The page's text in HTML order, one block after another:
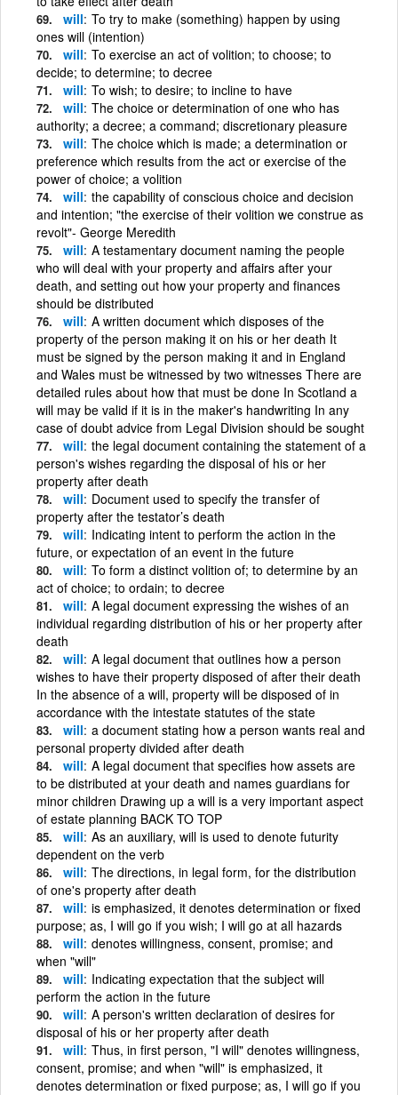
will To try to make (something) happen by using
ones will (intention)
will To exercise an act of volition; to choose; to
decide; to determine; to decree
will To wish; to desire; to incline to have
will The choice or determination of one who has
authority; a decree; a command; discretionary pleasure
will The choice which is made; a determination or
preference which results from the act or exercise of the
power of choice; a volition
will the capability of conscious choice and decision
and intention; "the exercise of their volition we construe as
revolt"- George Meredith
will A testamentary document naming the people
who will deal with your property and affairs after your
death, and setting out how your property and finances
should be distributed
will A written document which disposes of the
property of the person making it on his or her death It
must be signed by the person making it and in England
and Wales must be witnessed by two witnesses There are
detailed rules about how that must be done In Scotland a
will may be valid if it is in the maker's handwriting In any
case of doubt advice from Legal Division should be sought
will the legal document containing the statement of a
person's wishes regarding the disposal of his or her
property after death
will Document used to specify the transfer of
property after the testator’s death
will Indicating intent to perform the action in the
future, or expectation of an event in the future
will To form a distinct volition of; to determine by an
act of choice; to ordain; to decree
will A legal document expressing the wishes of an
individual regarding distribution of his or her property after
death
will A legal document that outlines how a person
wishes to have their property disposed of after their death
In the absence of a will, property will be disposed of in
accordance with the intestate statutes of the state
will a document stating how a person wants real and
personal property divided after death
will A legal document that specifies how assets are
to be distributed at your death and names guardians for
minor children Drawing up a will is a very important aspect
of estate planning BACK TO TOP
will As an auxiliary, will is used to denote futurity
dependent on the verb
will The directions, in legal form, for the distribution
of one's property after death
will is emphasized, it denotes determination or fixed
purpose; as, I will go if you wish; I will go at all hazards
will denotes willingness, consent, promise; and
when "will"
will Indicating expectation that the subject will
perform the action in the future
will A person's written declaration of desires for
disposal of his or her property after death
will Thus, in first person, "I will" denotes willingness,
consent, promise; and when "will" is emphasized, it
denotes determination or fixed purpose; as, I will go if you